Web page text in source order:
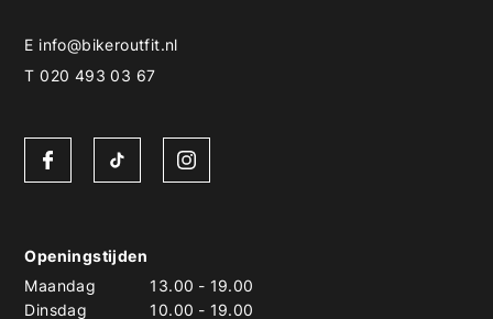
E info@bikeroutfit.nl
T 020 493 03 67
Openingstijden
Maandag
13.00 - 19.00
Dinsdag
10.00 - 19.00